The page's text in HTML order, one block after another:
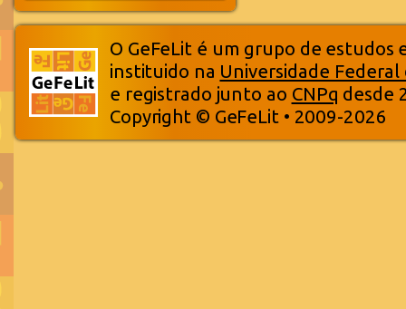
O GeFeLit é um grupo de estudos
instituido na Universidade Federal
e registrado junto ao CNPq desde
Copyright © GeFeLit • 2009-2026